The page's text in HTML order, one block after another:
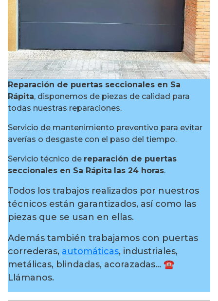
Reparación de puertas seccionales en Sa
Rápita, disponemos de piezas de calidad para
todas nuestras reparaciones.
Servicio de mantenimiento preventivo para evitar
averías o desgaste con el paso del tiempo.
Servicio técnico de reparación de puertas
seccionales en Sa Rápita las 24 horas.
Todos los trabajos realizados por nuestros
técnicos están garantizados, así como las
piezas que se usan en ellas.
Además también trabajamos con puertas
correderas, automáticas, industriales,
metálicas, blindadas, acorazadas… ☎️
Llámanos.